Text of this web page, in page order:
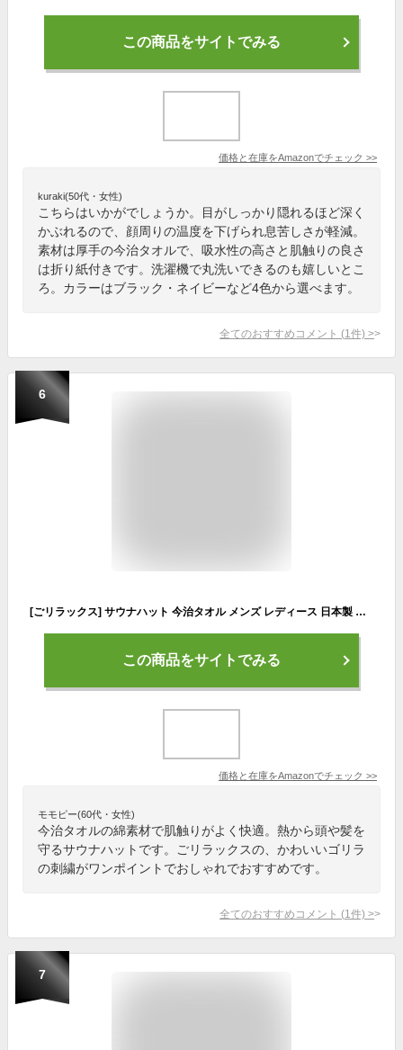
この商品をサイトでみる
価格と在庫をAmazonでチェック >>
kuraki(50代・女性)
こちらはいかがでしょうか。目がしっかり隠れるほど深く
かぶれるので、顔周りの温度を下げられ息苦しさが軽減。
素材は厚手の今治タオルで、吸水性の高さと肌触りの良さ
は折り紙付きです。洗濯機で丸洗いできるのも嬉しいとこ
ろ。カラーはブラック・ネイビーなど4色から選べます。
全てのおすすめコメント (1 件) >
6
[ごリラックス] サウナハット 今治タオル メンズ レディース 日本製 綿100% サウナ 帽子 ハット 今治 タオル ゴリラ サウナグッズ ネイビー フリーサイズ
この商品をサイトでみる
価格と在庫をAmazonでチェック >>
モモピー(60代・女性)
今治タオルの綿素材で肌触りがよく快適。熱から頭や髪を
守るサウナハットです。ごリラックスの、かわいいゴリラ
の刺繍がワンポイントでおしゃれでおすすめです。
全てのおすすめコメント (1 件) >
7